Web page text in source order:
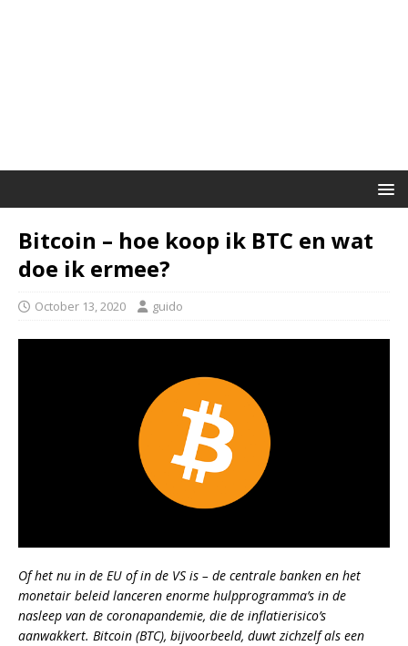
Bitcoin – hoe koop ik BTC en wat
doe ik ermee?
October 13, 2020 guido
Of het nu in de EU of in de VS is – de centrale banken en het
monetair beleid lanceren enorme hulpprogramma’s in de
nasleep van de coronapandemie, die de inflatierisico’s
aanwakkert. Bitcoin (BTC), bijvoorbeeld, duwt zichzelf als een